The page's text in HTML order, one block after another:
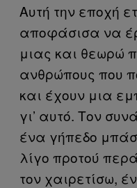
Αυτή την εποχή
αποφάσισα να
μιας και θεωρώ
ανθρώπους που
και έχουν μια
γι’ αυτό. Τον
ένα γήπεδο
λίγο προτού
τον χαιρετίσω,